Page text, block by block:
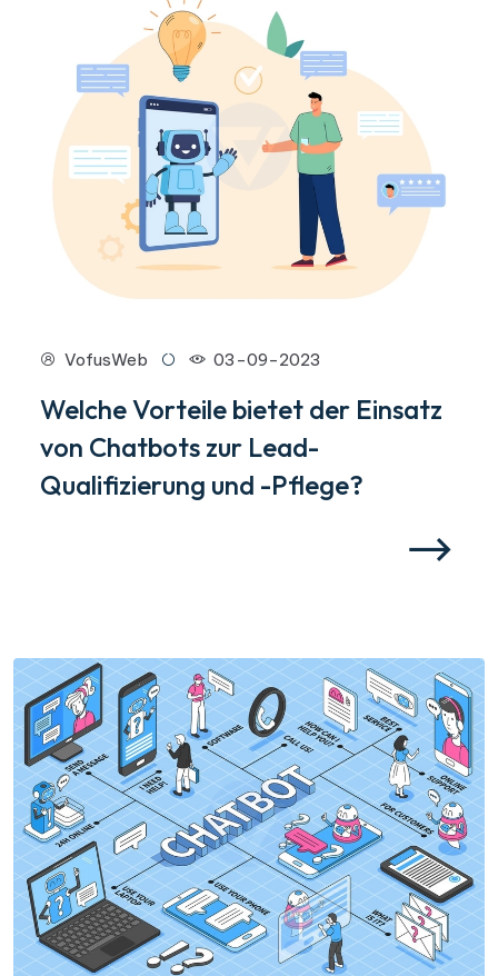
VofusWeb 03-09-2023
Welche Vorteile bietet der Einsatz
von Chatbots zur Lead-
Qualifizierung und -Pflege?